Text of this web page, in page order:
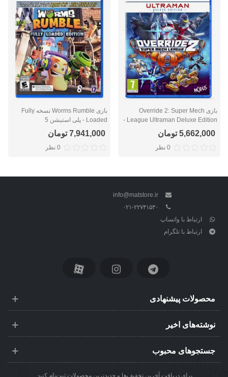
بازی Override 2: Super Mech
League Ultraman Deluxe Edition -
پلی استیشن 5
5,662,000 تومان
0 نظر
بازی Worms Rumble نسخه Fully
Loaded - پلی استیشن 5
7,941,000 تومان
0 نظر
info@matstore.ir
۰۲۱-۲۲۷۴۱۵۳۰
ارتباط با واتساپ
ارتباط با تلگرام
محصولات پیشنهادی
نوشته‌های اخیر
جستجوهای محبوب
برای دریافت آخرین تخفیف‌ها و جدیدترین محصولات ثبت‌نام کنید.